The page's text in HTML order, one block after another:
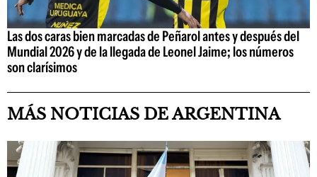
Las dos caras bien marcadas de Peñarol antes y después del
Mundial 2026 y de la llegada de Leonel Jaime; los números
son clarísimos
MÁS NOTICIAS DE ARGENTINA